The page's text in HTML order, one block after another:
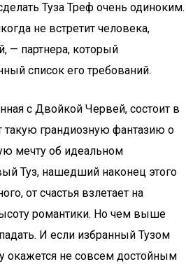
Туза Треф очень одиноким.
не встретит человека,
— партнера, который
список его требований.
с Двойкой Червей, состоит в
такую грандиозную фантазию о
мечту об идеальном
Туз, нашедший наконец этого
от счастья взлетает на
романтики. Но чем выше
И если избранный Тузом
окажется не совсем достойным